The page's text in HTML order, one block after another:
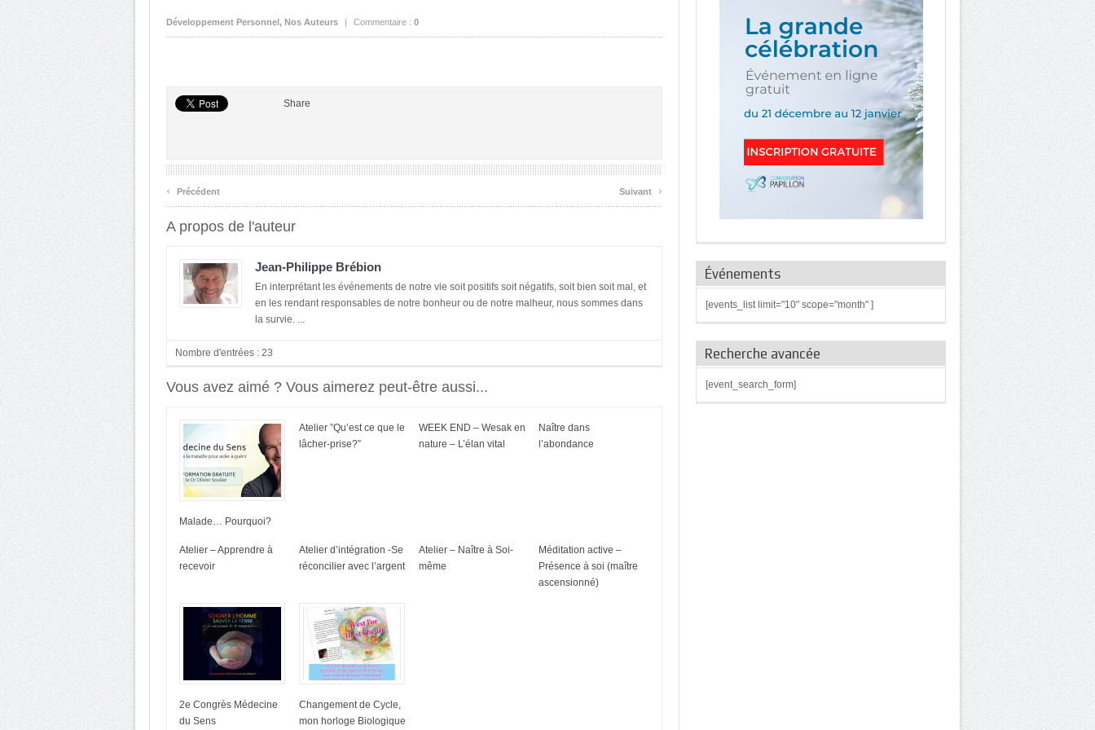
Développement Personnel, Nos Auteurs | Commentaire : 0
Share
‹ Précédent Suivant ›
A propos de l'auteur
Jean-Philippe Brébion
En interprétant les événements de notre vie soit positifs soit négatifs, soit bien soit mal, et
en les rendant responsables de notre bonheur ou de notre malheur, nous sommes dans
la survie. ...
Nombre d'entrées : 23
Vous avez aimé ? Vous aimerez peut-être aussi...
Malade… Pourquoi?
Atelier ”Qu’est ce que le
lâcher-prise?”
WEEK END – Wesak en
nature – L’élan vital
Naître dans
l’abondance
Atelier – Apprendre à
recevoir
Atelier d’intégration -Se
réconcilier avec l’argent
Atelier – Naître à Soi-
même
Méditation active –
Présence à soi (maître
ascensionné)
2e Congrès Médecine
du Sens
Changement de Cycle,
mon horloge Biologique
Événements
[events_list limit="10" scope="month" ]
Recherche avancée
[event_search_form]